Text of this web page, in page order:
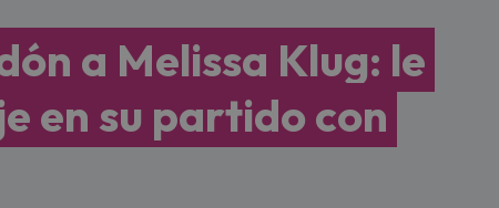
a Melissa Klug: le
en su partido con